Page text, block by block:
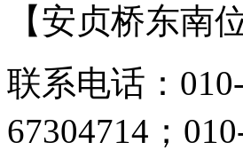
【安贞桥东南
联系电话：
67304714；